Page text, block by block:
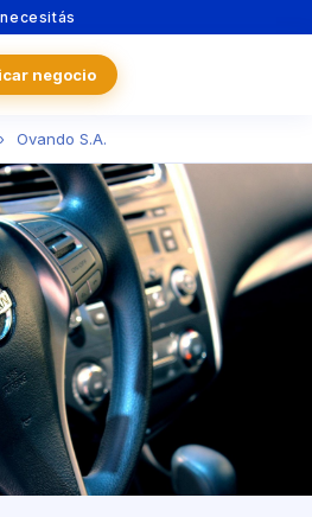
negocio
› Ovando S.A.